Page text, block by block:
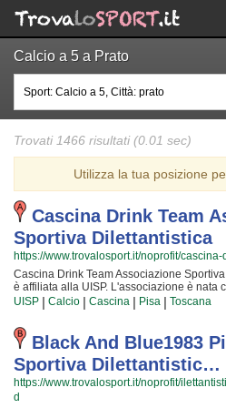
Calcio a 5 a Prato
Trovati 1466 risultati (0.01 sec)
Utilizza la tua posizione
Cascina Drink Team
Sportiva Dilettantistica
https://www.trovalosport.it/noprofit/cascina-
Cascina Drink Team Associazione
è affiliata alla UISP. L'associazione è nata
calcio offrendo corsi rivolti a bambini e
Associazione Sportiva Dilettantistica è
educato generazioni di atleti,
e di maturazione tipico degli sport di
i più esperti e qualificati della zona e
sviluppare il talento dei bambini che
vogliono raggiungere livelli di eccellenza.
Team Associazione Sportiva Dilettantistica
figlio nell'associazione, perché possa
UISP | Calcio | Cascina | Pisa | Toscana
Black And Blue1983
Sportiva Dilettantistic…
https://www.trovalosport.it/noprofit/
d